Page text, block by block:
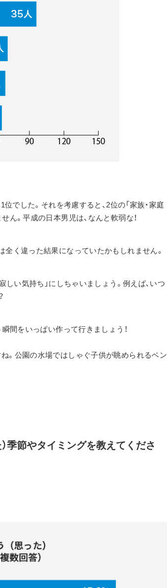
でした。それを考慮すると、2位の「家族・家庭
ん。平成の日本男児は、なんと軟弱な！
く違った結果になっていたかもしれません。
しい気持ち」にしちゃいましょう。例えば、いつ
間をいっぱい作って行きましょう！
。公園の水場ではしゃぐ子供が眺められるベン
）季節やタイミングを教えてくださ